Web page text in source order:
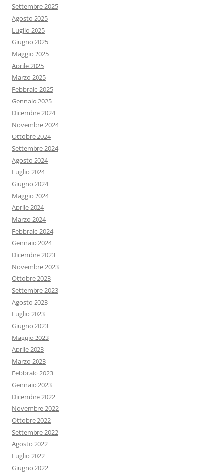
Settembre 2025
Agosto 2025
Luglio 2025
Giugno 2025
Maggio 2025
Aprile 2025
Marzo 2025
Febbraio 2025
Gennaio 2025
Dicembre 2024
Novembre 2024
Ottobre 2024
Settembre 2024
Agosto 2024
Luglio 2024
Giugno 2024
Maggio 2024
Aprile 2024
Marzo 2024
Febbraio 2024
Gennaio 2024
Dicembre 2023
Novembre 2023
Ottobre 2023
Settembre 2023
Agosto 2023
Luglio 2023
Giugno 2023
Maggio 2023
Aprile 2023
Marzo 2023
Febbraio 2023
Gennaio 2023
Dicembre 2022
Novembre 2022
Ottobre 2022
Settembre 2022
Agosto 2022
Luglio 2022
Giugno 2022